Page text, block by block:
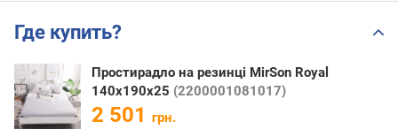
Где купить?
Простирадло на резинці MirSon Royal
140х190х25 (2200001081017)
2 501 грн.